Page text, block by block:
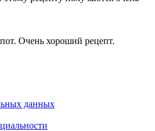
Очень хороший рецепт.
данных